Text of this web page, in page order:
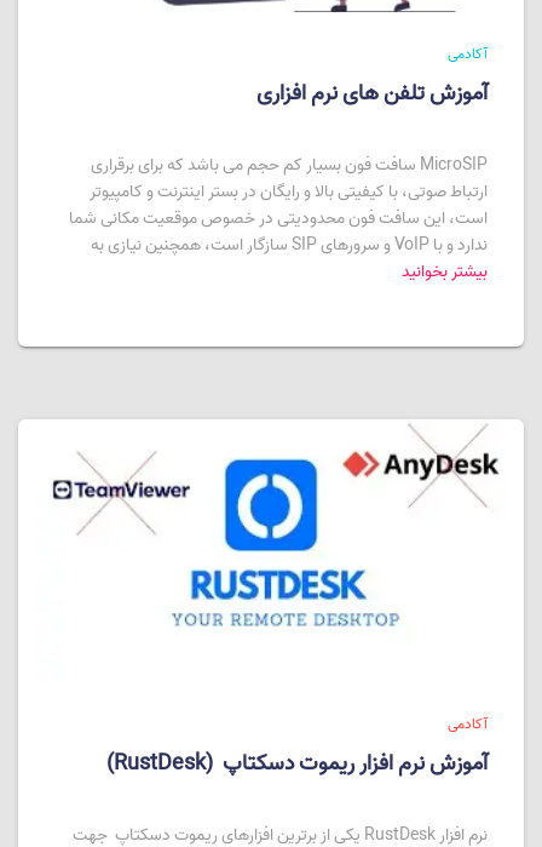
آکادمی
آموزش تلفن های نرم افزاری
MicroSIP سافت فون بسیار کم حجم می باشد که برای برقراری
ارتباط صوتی، با کیفیتی بالا و رایگان در بستر اینترنت و کامپیوتر
است، این سافت فون محدودیتی در خصوص موقعیت مکانی شما
ندارد و با VoIP و سرورهای SIP سازگار است، همچنین نیازی به
بیشتر بخوانید
آکادمی
آموزش نرم افزار ریموت دسکتاپ (RustDesk)
نرم افزار RustDesk یکی از برترین افزارهای ریموت دسکتاپ جهت